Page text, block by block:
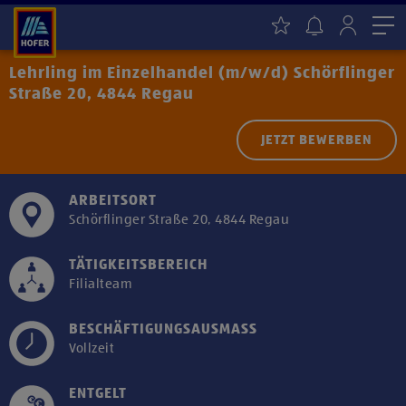
Lehrling im Einzelhandel (m/w/d) Schörflinger
Straße 20, 4844 Regau
JETZT BEWERBEN
ARBEITSORT
Schörflinger Straße 20, 4844 Regau
TÄTIGKEITSBEREICH
Filialteam
BESCHÄFTIGUNGSAUSMASS
Vollzeit
ENTGELT